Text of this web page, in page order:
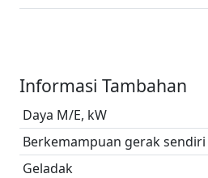
Informasi Tambahan
Daya M/E, kW
Berkemampuan gerak sendiri
Geladak